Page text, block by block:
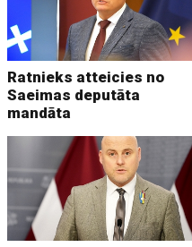
Ratnieks atteicies no
Saeimas deputāta
mandāta